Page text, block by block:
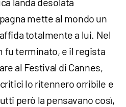
mette al mondo un
totalmente a lui. Nel
fu terminato, e il regista
al Festival di Cannes,
lo ritennero orribile e
però la pensavano così,